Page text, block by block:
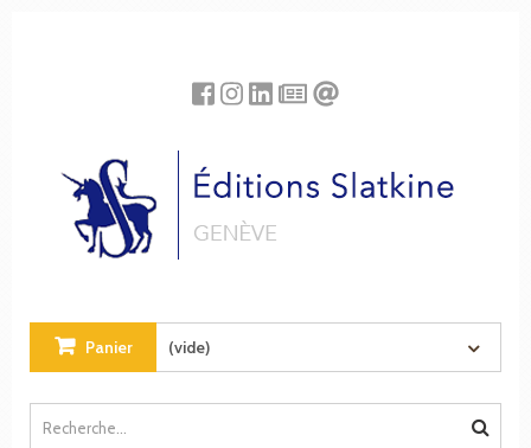
Panier (vide)